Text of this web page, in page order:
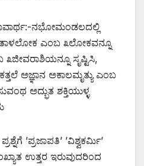
ನಭೋಮಂಡಲದಲ್ಲಿ
ಎಂಬ ೩ಲೋಕವನ್ನೂ
ಸೃಷ್ಟಿಸಿ,
ಅಜ್ಞಾನ ಅಕಾಲಮೃತ್ಯು ಎಂಬ
ಅದ್ಭುತ ಶಕ್ತಿಯುಳ್ಳ
’ಪ್ರಜಾಪತಿ’ ’ವಿಶ್ವಕರ್ಮಿ’
ಉತ್ತರ ಇರುವುದರಿಂದ